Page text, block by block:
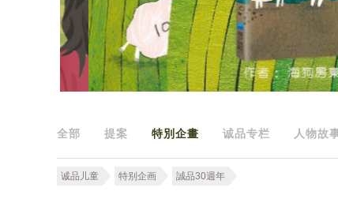
全部 提案 特別企畫 诚品专栏 人物故
诚品儿童 特别企画 誠品30週年